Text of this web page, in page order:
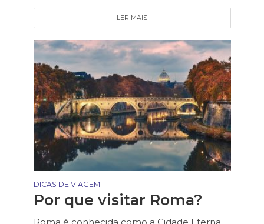
LER MAIS
DICAS DE VIAGEM
Por que visitar Roma?